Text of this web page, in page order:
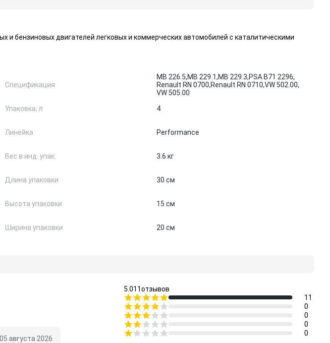
бензиновых двигателей легковых и коммерческих автомобилей с каталитическими
Спецификация
MB 226.5,MB 229.1,MB 229.3,PSA B71 2296,
Renault RN 0700,Renault RN 0710,VW 502.00,
VW 505.00
Упаковка, л
4
Линейка Performance
Вес в инд. упак. 3.6 кг
Длина упаковки 30 см
Высота упаковки 15 см
Ширина упаковки 20 см
5.011отзывов
11
0
0
0
0
05 августа 2026